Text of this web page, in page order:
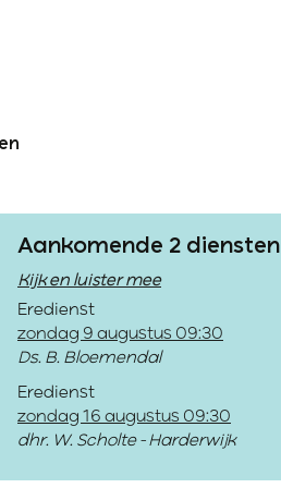
Aankomende 2 diensten
Kijk en luister mee
Eredienst
zondag 9 augustus 09:30
Ds. B. Bloemendal
Eredienst
zondag 16 augustus 09:30
dhr. W. Scholte - Harderwijk